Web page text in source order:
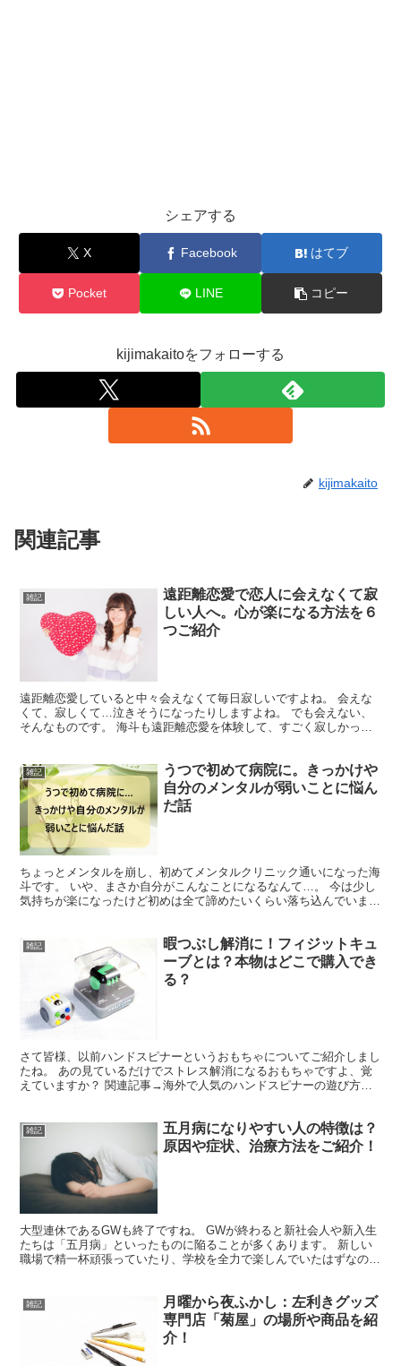
シェアする
X Facebook はてブ
Pocket LINE コピー
kijimakaitoをフォローする
kijimakaito
関連記事
雑記
遠距離恋愛で恋人に会えなくて寂
しい人へ。心が楽になる方法を６
つご紹介
遠距離恋愛していると中々会えなくて毎日寂しいですよね。 会えな
くて、寂しくて…泣きそうになったりしますよね。 でも会えない、
そんなものです。 海斗も遠距離恋愛を体験して、すごく寂しかった
雑記
うつで初めて病院に。きっかけや
自分のメンタルが弱いことに悩ん
だ話
ちょっとメンタルを崩し、初めてメンタルクリニック通いになった海
斗です。 いや、まさか自分がこんなことになるなんて…。 今は少し
気持ちが楽になったけど初めは全て諦めたいくらい落ち込んでいまし
雑記
暇つぶし解消に！フィジットキュ
ーブとは？本物はどこで購入でき
る？
さて皆様、以前ハンドスピナーというおもちゃについてご紹介しまし
たね。 あの見ているだけでストレス解消になるおもちゃですよ、覚
えていますか？ 関連記事→海外で人気のハンドスピナーの遊び方
雑記
五月病になりやすい人の特徴は？
原因や症状、治療方法をご紹介！
大型連休であるGWも終了ですね。 GWが終わると新社会人や新入生
たちは「五月病」といったものに陥ることが多くあります。 新しい
職場で精一杯頑張っていたり、学校を全力で楽しんでいたはずなのに
雑記
月曜から夜ふかし：左利きグッズ
専門店「菊屋」の場所や商品を紹
介！